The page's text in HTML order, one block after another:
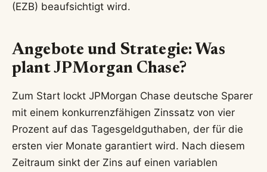
(EZB) beaufsichtigt wird.
Angebote und Strategie: Was
plant JPMorgan Chase?
Zum Start lockt JPMorgan Chase deutsche Sparer
mit einem konkurrenzfähigen Zinssatz von vier
Prozent auf das Tagesgeldguthaben, der für die
ersten vier Monate garantiert wird. Nach diesem
Zeitraum sinkt der Zins auf einen variablen